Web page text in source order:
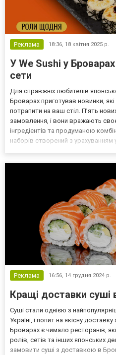
Реклама 18:36, 18 квітня 2025 р.
У We Sushi у Броварах
сети
Для справжніх любителів
Броварах приготував новинки,
потрапити на ваш стіл. П’ять
замовлення, і вони вражають
інгредієнтів та продуманою
наборів створений з урахуванням
Реклама 16:56, 14 грудня 2024 р.
Кращі доставки суші
Суші стали однією з
Україні, і попит на якісну
Броварах є чимало ресторанів,
ролів, сетів та інших японських
замовити суші з доставкою в